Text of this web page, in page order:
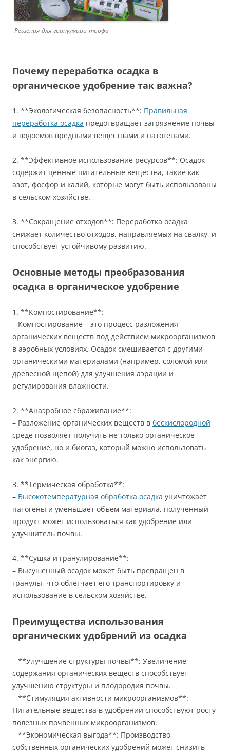
Решения-для-грануляции-торфа
Почему переработка осадка в
органическое удобрение так важна?
1. **Экологическая безопасность**: Правильная
переработка осадка предотвращает загрязнение почвы
и водоемов вредными веществами и патогенами.
2. **Эффективное использование ресурсов**: Осадок
содержит ценные питательные вещества, такие как
азот, фосфор и калий, которые могут быть использованы
в сельском хозяйстве.
3. **Сокращение отходов**: Переработка осадка
снижает количество отходов, направляемых на свалку, и
способствует устойчивому развитию.
Основные методы преобразования
осадка в органическое удобрение
1. **Компостирование**:
– Компостирование – это процесс разложения
органических веществ под действием микроорганизмов
в аэробных условиях. Осадок смешивается с другими
органическими материалами (например, соломой или
древесной щепой) для улучшения аэрации и
регулирования влажности.
2. **Анаэробное сбраживание**:
– Разложение органических веществ в бескислородной
среде позволяет получить не только органическое
удобрение, но и биогаз, который можно использовать
как энергию.
3. **Термическая обработка**:
– Высокотемпературная обработка осадка уничтожает
патогены и уменьшает объем материала, полученный
продукт может использоваться как удобрение или
улучшитель почвы.
4. **Сушка и гранулирование**:
– Высушенный осадок может быть превращен в
гранулы, что облегчает его транспортировку и
использование в сельском хозяйстве.
Преимущества использования
органических удобрений из осадка
– **Улучшение структуры почвы**: Увеличение
содержания органических веществ способствует
улучшению структуры и плодородия почвы.
– **Стимуляция активности микроорганизмов**:
Питательные вещества в удобрении способствуют росту
полезных почвенных микроорганизмов.
– **Экономическая выгода**: Производство
собственных органических удобрений может снизить